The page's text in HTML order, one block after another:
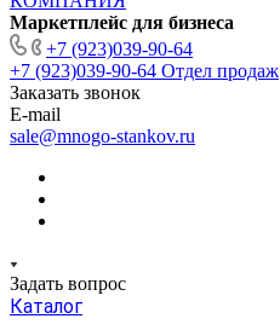
Маркетплейс для бизнеса
+7 (923)039-90-64
+7 (923)039-90-64 Отдел продаж
Заказать звонок
E-mail
sale@mnogo-stankov.ru
Задать вопрос
Каталог